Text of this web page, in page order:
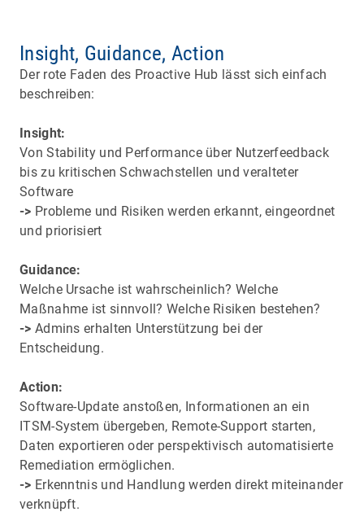
Insight, Guidance, Action
Der rote Faden des Proactive Hub lässt sich einfach
beschreiben:
Insight:
Von Stability und Performance über Nutzerfeedback
bis zu kritischen Schwachstellen und veralteter
Software
-> Probleme und Risiken werden erkannt, eingeordnet
und priorisiert
Guidance:
Welche Ursache ist wahrscheinlich? Welche
Maßnahme ist sinnvoll? Welche Risiken bestehen?
-> Admins erhalten Unterstützung bei der
Entscheidung.
Action:
Software-Update anstoßen, Informationen an ein
ITSM-System übergeben, Remote-Support starten,
Daten exportieren oder perspektivisch automatisierte
Remediation ermöglichen.
-> Erkenntnis und Handlung werden direkt miteinander
verknüpft.